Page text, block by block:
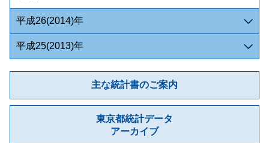
平成26(2014)年
平成25(2013)年
主な統計書のご案内
東京都統計データ
アーカイブ